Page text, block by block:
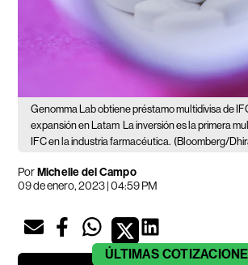
Genomma Lab obtiene préstamo multidivisa de
expansión en Latam La inversión es la primera
IFC en la industria farmacéutica. (Bloomberg/
PorMichelle del Campo
09 de enero, 2023 | 04:59 PM
ÚLTIMAS